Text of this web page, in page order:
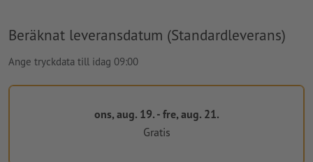
Beräknat leveransdatum (Standardleverans)
Ange tryckdata till idag 09:00
ons, aug. 19. - fre, aug. 21.
Gratis